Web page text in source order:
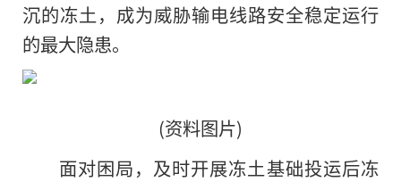
沉的冻土，成为威胁输电线路安全稳定运行
的最大隐患。
(资料图片)
面对困局，及时开展冻土基础投运后冻